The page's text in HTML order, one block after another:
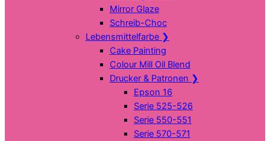
Mirror Glaze
Schreib-Choc
Lebensmittelfarbe ❯
Cake Painting
Colour Mill Oil Blend
Drucker & Patronen ❯
Epson 16
Serie 525-526
Serie 550-551
Serie 570-571